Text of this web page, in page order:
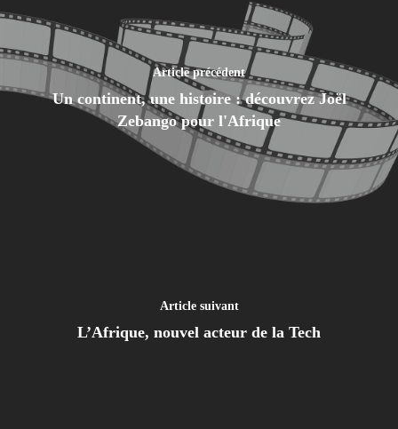
Article précédent
Un continent, une histoire : découvrez Joël
Zebango pour l'Afrique
Article suivant
L’Afrique, nouvel acteur de la Tech